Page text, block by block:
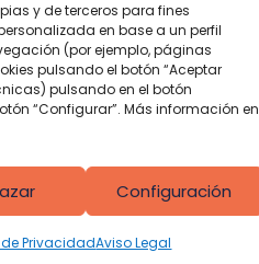
y de terceros para fines
en base a un perfil
(por ejemplo, páginas
pulsando el botón “Aceptar
pulsando en el botón
“Configurar”. Más información en
Configuración
PrivacidadAviso Legal
iberomobel.com
de Pinto, 126
Madrid